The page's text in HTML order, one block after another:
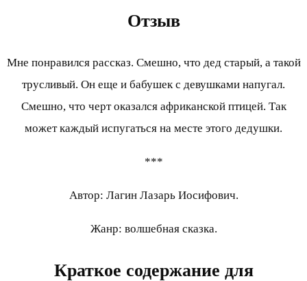
Отзыв
Мне понравился рассказ. Смешно, что дед старый, а такой
трусливый. Он еще и бабушек с девушками напугал.
Смешно, что черт оказался африканской птицей. Так
может каждый испугаться на месте этого дедушки.
***
Автор: Лагин Лазарь Иосифович.
Жанр: волшебная сказка.
Краткое содержание для